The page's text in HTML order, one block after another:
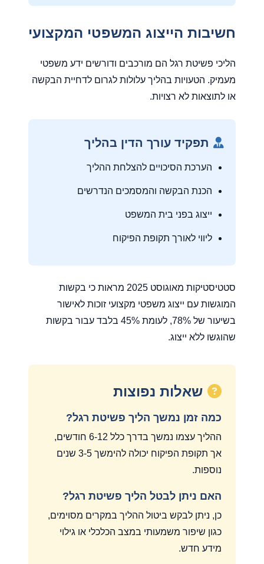
חשיבות הייצוג המשפטי המקצועי
הליכי פשיטת רגל הם מורכבים ודורשים ידע משפטי
מעמיק. הטעויות בהליך עלולות לגרום לדחיית הבקשה
או לתוצאות לא רצויות.
תפקיד עורך הדין בהליך
הערכת הסיכויים להצלחת ההליך
הכנת הבקשה והמסמכים הנדרשים
ייצוג בפני בית המשפט
ליווי לאורך תקופת הפיקוח
סטטיסטיקות מאוגוסט 2025 מראות כי בקשות
המוגשות עם ייצוג משפטי מקצועי זוכות לאישור
בשיעור של 78%, לעומת 45% בלבד עבור בקשות
שהוגשו ללא ייצוג.
שאלות נפוצות
כמה זמן נמשך הליך פשיטת רגל?
ההליך עצמו נמשך בדרך כלל 6-12 חודשים,
אך תקופת הפיקוח יכולה להימשך 3-5 שנים
נוספות.
האם ניתן לבטל הליך פשיטת רגל?
כן, ניתן לבקש ביטול ההליך במקרים מסוימים,
כגון שיפור משמעותי במצב הכלכלי או גילוי
מידע חדש.